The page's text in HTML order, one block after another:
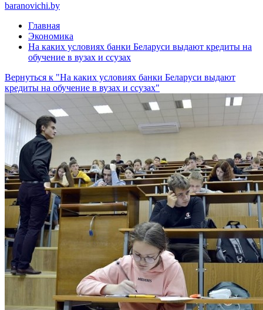
baranovichi.by
Главная
Экономика
На каких условиях банки Беларуси выдают кредиты на
обучение в вузах и ссузах
Вернуться к "На каких условиях банки Беларуси выдают
кредиты на обучение в вузах и ссузах"